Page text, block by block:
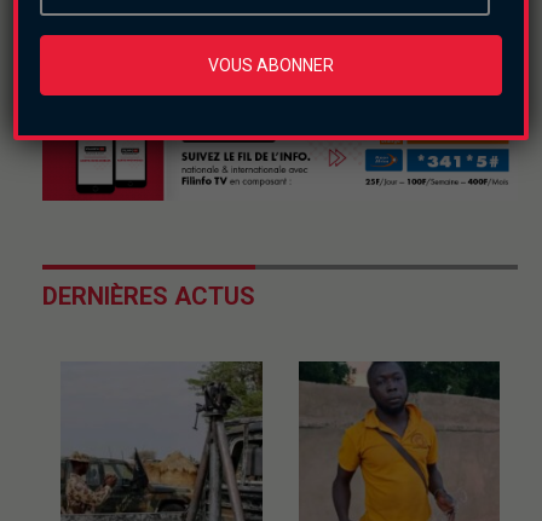
DERNIÈRES ACTUS
VOUS ABONNER